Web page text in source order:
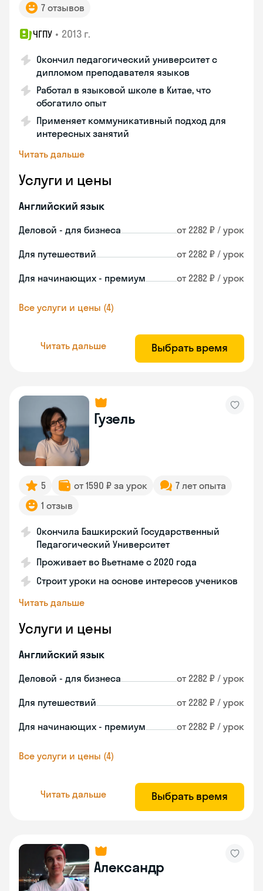
7 отзывов
ЧГПУ • 2013 г.
Окончил педагогический университет с
дипломом преподавателя языков
Работал в языковой школе в Китае, что
обогатило опыт
Применяет коммуникативный подход для
интересных занятий
Читать дальше
Услуги и цены
Английский язык
Деловой - для бизнеса от 2282 ₽ / урок
Для путешествий от 2282 ₽ / урок
Для начинающих - премиум от 2282 ₽ / урок
Все услуги и цены (4)
Читать дальше Выбрать время
Гузель
5 от 1590 ₽ за урок
7 лет опыта
1 отзыв
Окончила Башкирский Государственный
Педагогический Университет
Проживает во Вьетнаме с 2020 года
Строит уроки на основе интересов учеников
Читать дальше
Услуги и цены
Английский язык
Деловой - для бизнеса от 2282 ₽ / урок
Для путешествий от 2282 ₽ / урок
Для начинающих - премиум от 2282 ₽ / урок
Все услуги и цены (4)
Читать дальше Выбрать время
Александр